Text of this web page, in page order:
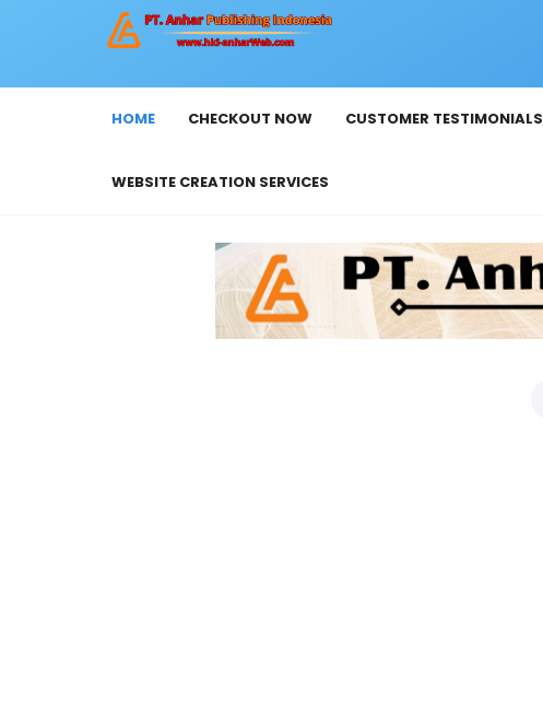
HOME CHECKOUT NOW CUSTOMER TESTIMONIALS
WEBSITE CREATION SERVICES